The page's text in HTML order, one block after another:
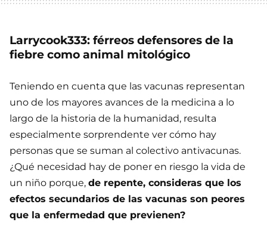
Larrycook333: férreos defensores de la
fiebre como animal mitológico
Teniendo en cuenta que las vacunas representan
uno de los mayores avances de la medicina a lo
largo de la historia de la humanidad, resulta
especialmente sorprendente ver cómo hay
personas que se suman al colectivo antivacunas.
¿Qué necesidad hay de poner en riesgo la vida de
un niño porque, de repente, consideras que los
efectos secundarios de las vacunas son peores
que la enfermedad que previenen?